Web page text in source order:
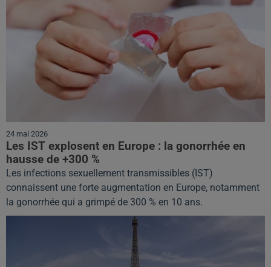
24 mai 2026
Les IST explosent en Europe : la gonorrhée en
hausse de +300 %
Les infections sexuellement transmissibles (IST)
connaissent une forte augmentation en Europe, notamment
la gonorrhée qui a grimpé de 300 % en 10 ans.